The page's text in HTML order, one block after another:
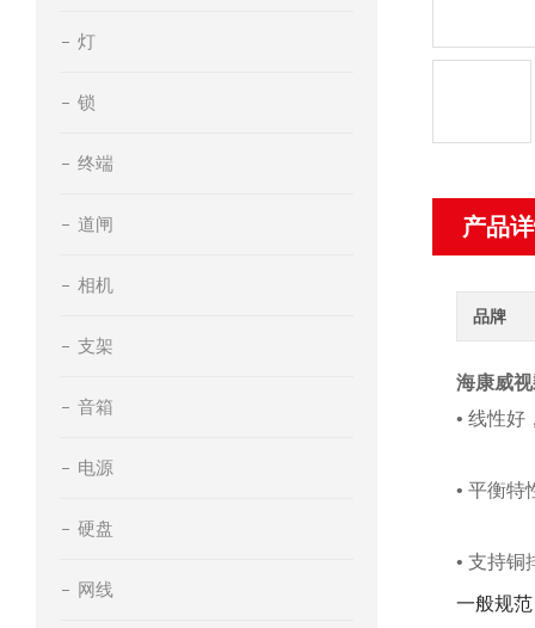
灯
锁
终端
道闸
相机
支架
音箱
电源
硬盘
网线
产品
品牌
海康威
• 线性好
• 平衡特
• 支持铜
一般规范